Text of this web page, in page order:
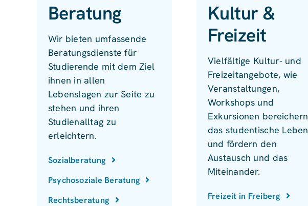
Beratung
Wir bieten umfassende
Beratungsdienste für
Studierende mit dem Ziel
ihnen in allen
Lebenslagen zur Seite zu
stehen und ihren
Studienalltag zu
erleichtern.
Sozialberatung
Psychosoziale Beratung
Rechtsberatung
Kultur &
Freizeit
Vielfältige Kultur- und
Freizeitangebote, wie
Veranstaltungen,
Workshops und
Exkursionen bereichern
das studentische Leben
und fördern den
Austausch und das
Miteinander.
Freizeit in Freiberg